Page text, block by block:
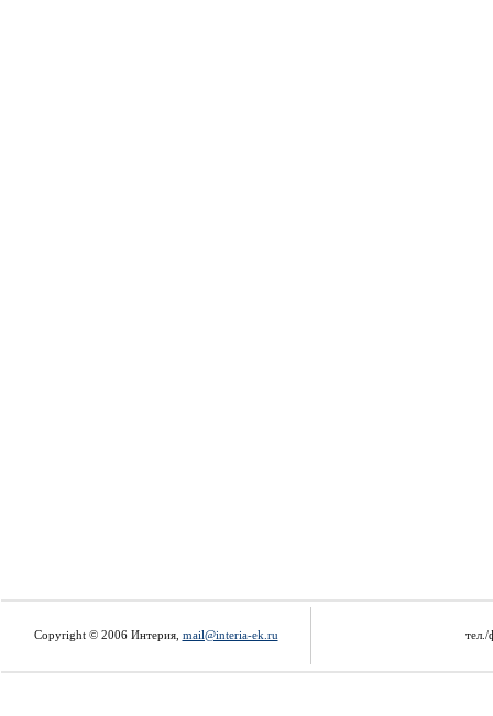
Copyright © 2006 Интерия, mail@interia-ek.ru